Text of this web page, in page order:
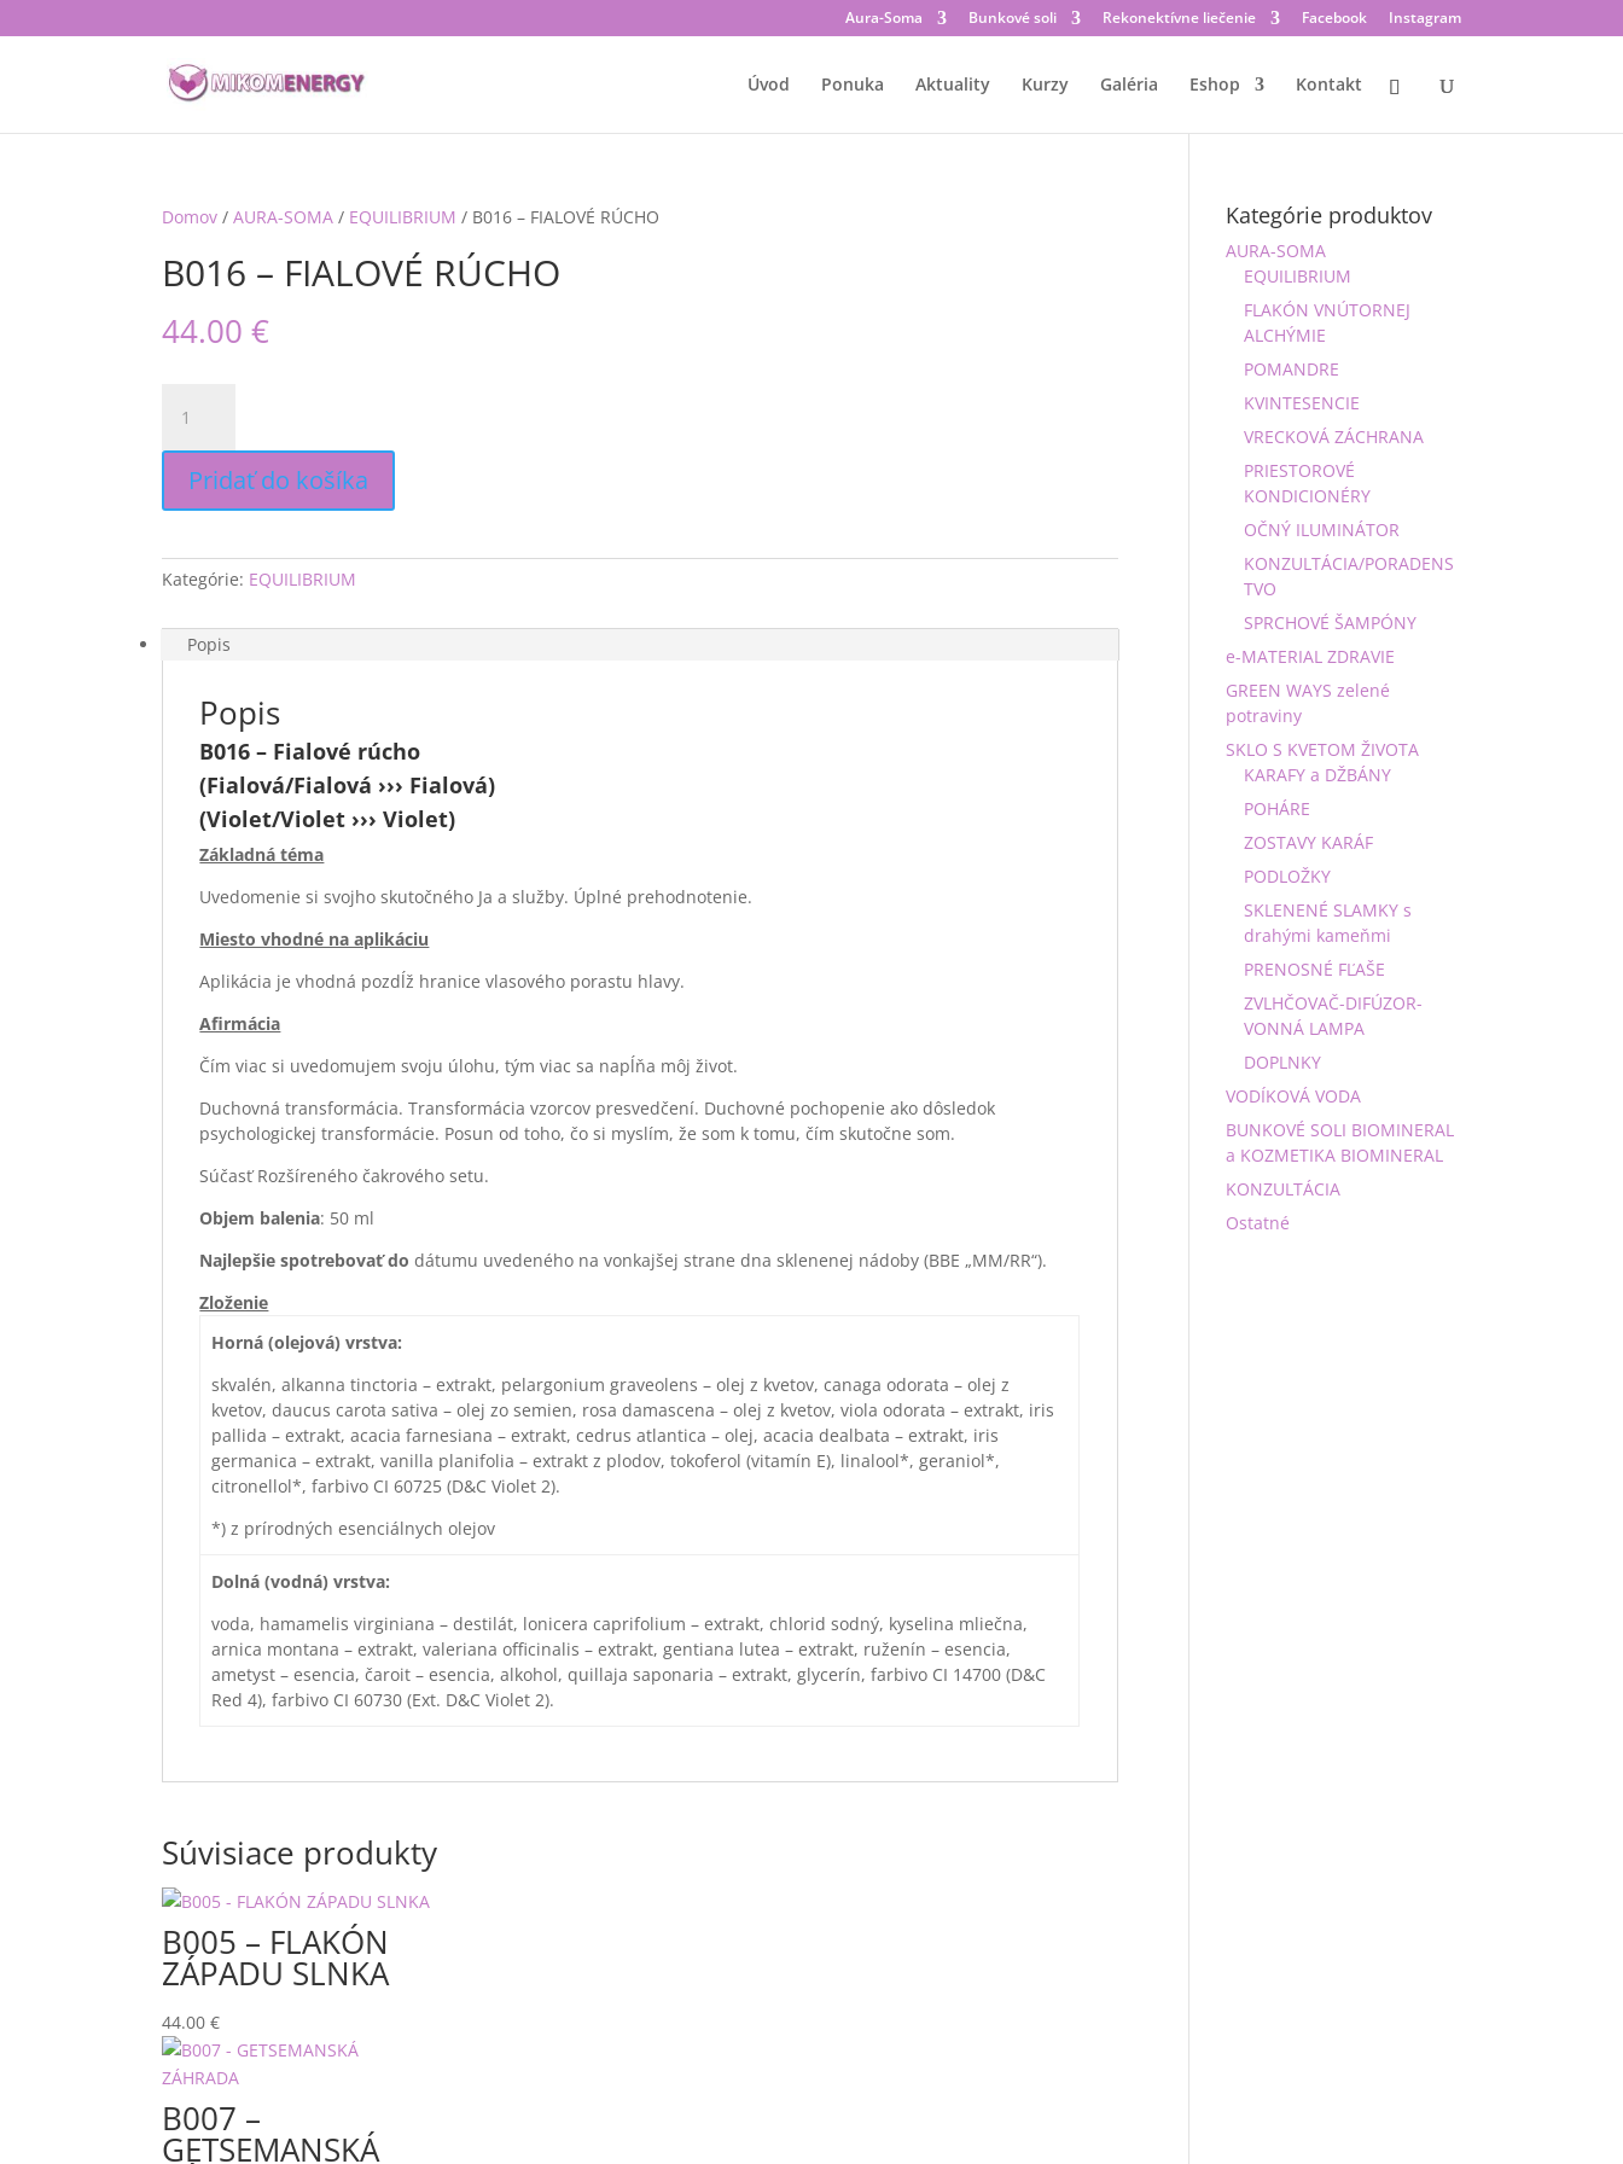
Aura-Soma Bunkové soli Rekonektívne liečenie Facebook Instagram
Úvod Ponuka Aktuality Kurzy Galéria Eshop Kontakt
Domov /AURA-SOMA / EQUILIBRIUM / B016 – FIALOVÉ RÚCHO
B016 – FIALOVÉ RÚCHO
44.00€
B016
-
FIALOVÉ
RÚCHO
Pridať do košíka
Kategórie: EQUILIBRIUM
Popis
Popis
B016 – Fialové rúcho
(Fialová/Fialová ››› Fialová)
(Violet/Violet ››› Violet)
Základná téma
Uvedomenie si svojho skutočného Ja a služby. Úplné prehodnotenie.
Miesto vhodné na aplikáciu
Aplikácia je vhodná pozdĺž hranice vlasového porastu hlavy.
Afirmácia
Čím viac si uvedomujem svoju úlohu, tým viac sa napĺňa môj život.
Duchovná transformácia. Transformácia vzorcov presvedčení. Duchovné pochopenie ako dôsledok
psychologickej transformácie. Posun od toho, čo si myslím, že som k tomu, čím skutočne som.
Súčasť Rozšíreného čakrového setu.
Objem balenia: 50 ml
Najlepšie spotrebovaťdodátumu uvedeného na vonkajšej strane dna sklenenej nádoby (BBE „MM/RR“).
Zloženie
Horná (olejová) vrstva:
skvalén, alkanna tinctoria – extrakt, pelargonium graveolens – olej z kvetov, canaga odorata – olej z
kvetov, daucus carota sativa – olej zo semien, rosa damascena – olej z kvetov, viola odorata – extrakt, iris
pallida – extrakt, acacia farnesiana – extrakt, cedrus atlantica – olej, acacia dealbata – extrakt, iris
germanica – extrakt, vanilla planifolia – extrakt z plodov, tokoferol (vitamín E), linalool*, geraniol*,
citronellol*, farbivo CI 60725 (D&C Violet 2).
*) z prírodných esenciálnych olejov
Dolná (vodná) vrstva:
voda, hamamelis virginiana – destilát, lonicera caprifolium – extrakt, chlorid sodný, kyselina mliečna,
arnica montana – extrakt, valeriana officinalis – extrakt, gentiana lutea – extrakt, ruženín – esencia,
ametyst – esencia, čaroit – esencia, alkohol, quillaja saponaria – extrakt, glycerín, farbivo CI 14700 (D&C
Red 4), farbivo CI 60730 (Ext. D&C Violet 2).
Súvisiace produkty
B005 – FLAKÓN
ZÁPADU SLNKA
44.00€
B007 –
GETSEMANSKÁ
Kategórie produktov
AURA-SOMA
EQUILIBRIUM
FLAKÓN VNÚTORNEJ
ALCHÝMIE
POMANDRE
KVINTESENCIE
VRECKOVÁ ZÁCHRANA
PRIESTOROVÉ
KONDICIONÉRY
OČNÝ ILUMINÁTOR
KONZULTÁCIA/PORADENS
TVO
SPRCHOVÉ ŠAMPÓNY
e-MATERIAL ZDRAVIE
GREEN WAYS zelené
potraviny
SKLO S KVETOM ŽIVOTA
KARAFY a DŽBÁNY
POHÁRE
ZOSTAVY KARÁF
PODLOŽKY
SKLENENÉ SLAMKY s
drahými kameňmi
PRENOSNÉ FĽAŠE
ZVLHČOVAČ-DIFÚZOR-
VONNÁ LAMPA
DOPLNKY
VODÍKOVÁ VODA
BUNKOVÉ SOLI BIOMINERAL
a KOZMETIKA BIOMINERAL
KONZULTÁCIA
Ostatné